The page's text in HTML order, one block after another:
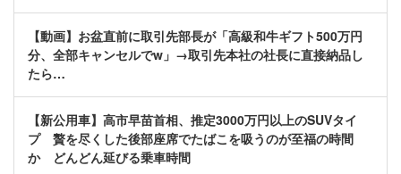
【動画】お盆直前に取引先部長が「高級和牛ギフト500万円
分、全部キャンセルでw」→取引先本社の社長に直接納品し
たら…
【新公用車】高市早苗首相、推定3000万円以上のSUVタイ
プ 贅を尽くした後部座席でたばこを吸うのが至福の時間
か どんどん延びる乗車時間